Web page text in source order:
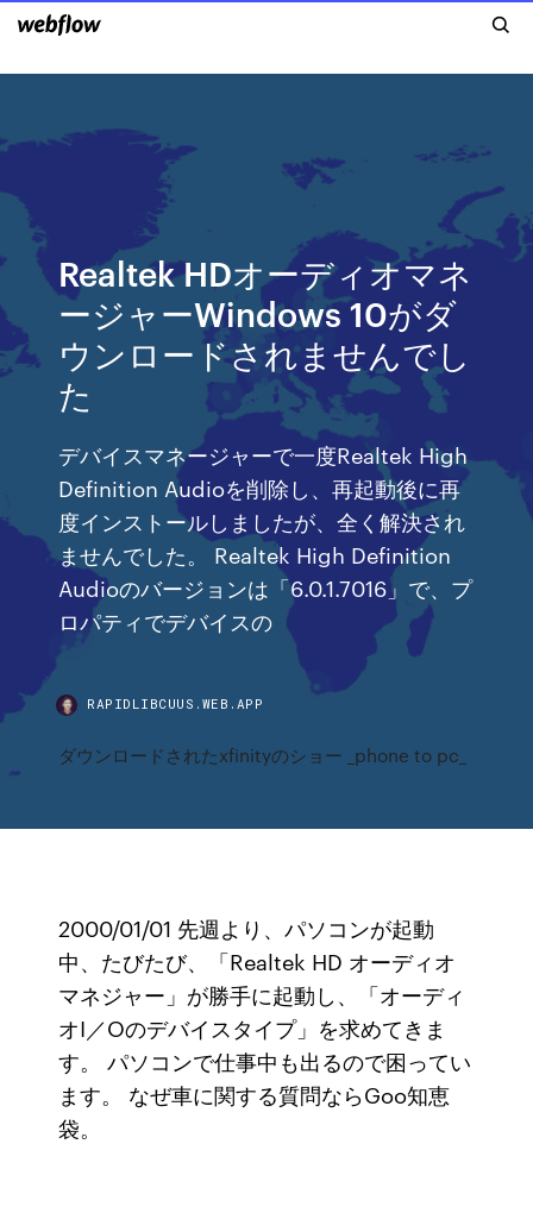
Realtek HDオーディオマネ
ージャーWindows 10がダ
ウンロードされませんでし
た
デバイスマネージャーで一度Realtek High
Definition Audioを削除し、再起動後に再
度インストールしましたが、全く解決され
ませんでした。 Realtek High Definition
Audioのバージョンは「6.0.1.7016」で、プ
ロパティでデバイスの
RAPIDLIBCUUS.WEB.APP
ダウンロードされたxfinityのショー _phone to pc_
2000/01/01 先週より、パソコンが起動
中、たびたび、「Realtek HD オーディオ
マネジャー」が勝手に起動し、「オーディ
オI／Oのデバイスタイプ」を求めてきま
す。 パソコンで仕事中も出るので困ってい
ます。 なぜ車に関する質問ならGoo知恵
袋。